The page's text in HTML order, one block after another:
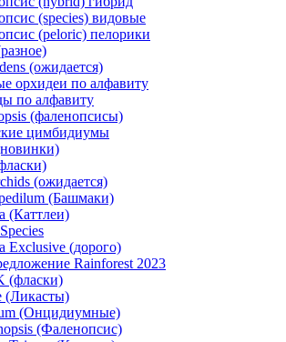
(species) видовые
(peloric) пелорики
(ожидается)
орхидеи по алфавиту
по алфавиту
(фаленопсисы)
цимбидиумы
(ожидается)
(Башмаки)
(Каттлеи)
Exclusive (дорого)
Rainforest 2023
(фласки)
(Ликасты)
(Онцидиумные)
(Фаленопсис)